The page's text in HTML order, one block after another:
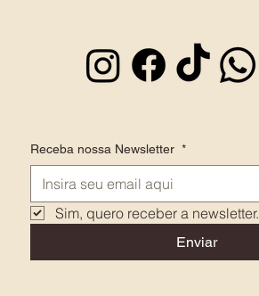
Receba nossa Newsletter *
Sim, quero receber a newsletter.
Enviar